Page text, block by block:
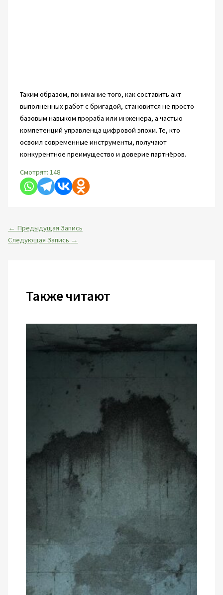
Таким образом, понимание того, как составить акт
выполненных работ с бригадой, становится не просто
базовым навыком прораба или инженера, а частью
компетенций управленца цифровой эпохи. Те, кто
освоил современные инструменты, получают
конкурентное преимущество и доверие партнёров.
Смотрят: 148
← Предыдущая Запись
Следующая Запись →
Также читают